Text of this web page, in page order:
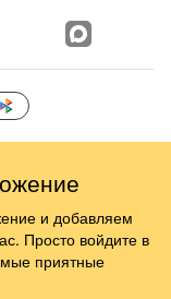
и добавляем
Просто войдите в
приятные